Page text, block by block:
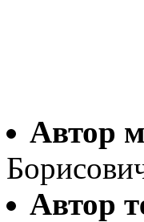
Автор
Автор